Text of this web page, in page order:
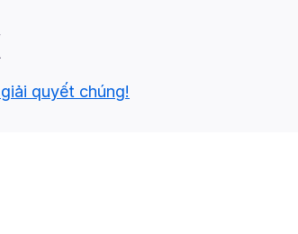
quyết chúng!